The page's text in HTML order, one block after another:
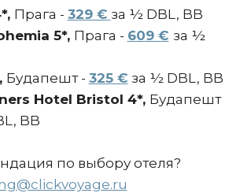
Прага - 329 € за ½ DBL, BB
5*, Прага - 609 € за ½
Будапешт - 325 € за ½ DBL, BB
Hotel Bristol 4*, Будапешт
BB
по выбору отеля?